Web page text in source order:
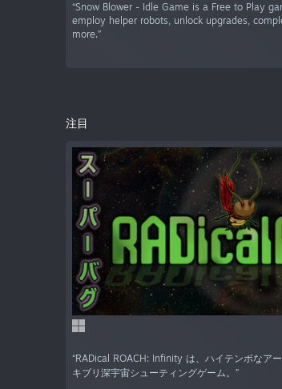
“Snow Blower - Idle Game is a Free to Play
employ helper robots, unlock upgrades,
more.”
注目
“RADical ROACH: Infinity は、ハイテンポなア
キブリ深宇宙シューティングゲーム。”